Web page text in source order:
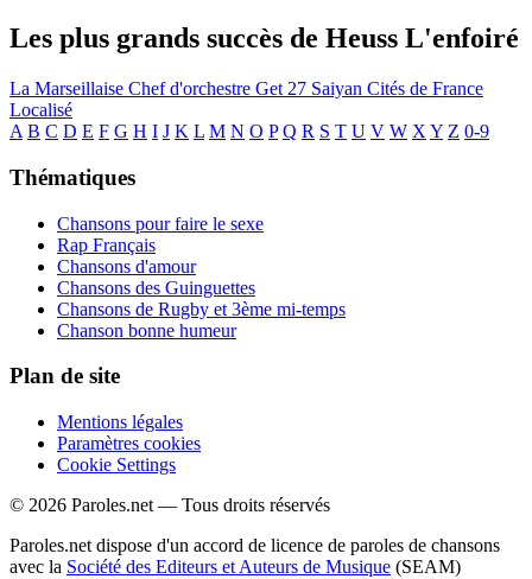
Les plus grands succès de Heuss L'enfoiré
La Marseillaise Chef d'orchestre Get 27 Saiyan Cités de France
Localisé
A B C D E F G H I J K L M N O P Q R S T U V W X Y Z 0-9
Thématiques
Chansons pour faire le sexe
Rap Français
Chansons d'amour
Chansons des Guinguettes
Chansons de Rugby et 3ème mi-temps
Chanson bonne humeur
Plan de site
Mentions légales
Paramètres cookies
Cookie Settings
© 2026 Paroles.net — Tous droits réservés
Paroles.net dispose d'un accord de licence de paroles de chansons
avec la Société des Editeurs et Auteurs de Musique (SEAM)